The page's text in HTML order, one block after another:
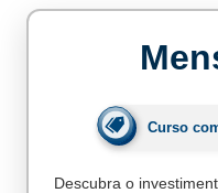
Curso
Descubra o